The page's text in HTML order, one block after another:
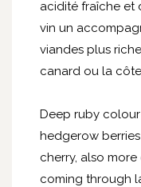
acidité fraîche et
vin un
viandes plus
canard ou la
Deep ruby
hedgerow
cherry, also
coming through